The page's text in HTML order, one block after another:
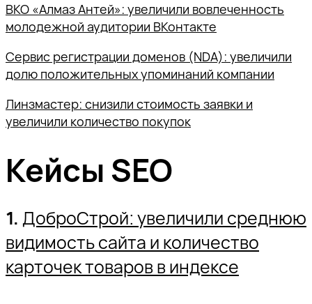
ВКО «Алмаз Антей»: увеличили вовлеченность
молодежной аудитории ВКонтакте
Сервис регистрации доменов (NDA): увеличили
долю положительных упоминаний компании
Линзмастер: снизили стоимость заявки и
увеличили количество покупок
Кейсы SEO
1. ДоброСтрой: увеличили среднюю
видимость сайта и количество
карточек товаров в индексе